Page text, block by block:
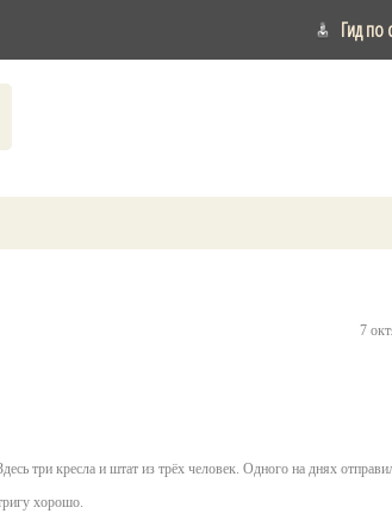
Гид по
7
три кресла и штат из трёх человек. Одного на днях
хорошо.